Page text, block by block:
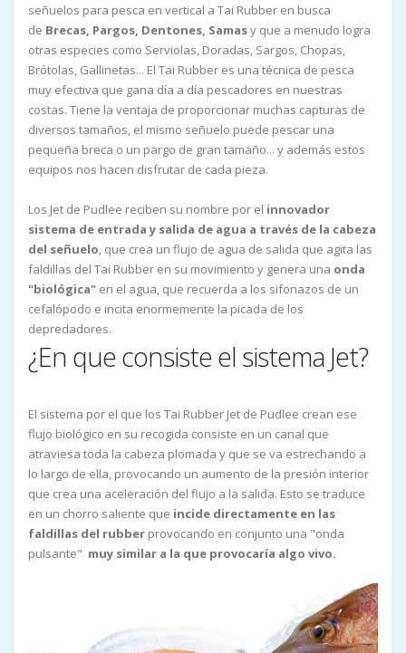
señuelos para pesca en vertical a Tai Rubber en busca
de Brecas, Pargos, Dentones, Samasy que a menudo logra
otras especies como Serviolas, Doradas, Sargos, Chopas,
Brótolas, Gallinetas... El Tai Rubber es una técnica de pesca
muy efectiva que gana día a día pescadores en nuestras
costas. Tiene la ventaja de proporcionar muchas capturas de
diversos tamaños, el mismo señuelo puede pescar una
pequeña breca o un pargo de gran tamaño... y además estos
equipos nos hacen disfrutar de cada pieza.
Los Jet de Pudlee reciben su nombre por el innovador
sistema de entrada y salida de agua a través de la cabeza
del señuelo, que crea un flujo de agua de salida que agita las
faldillas del Tai Rubber en su movimiento y genera una onda
"biológica" en el agua, que recuerda a los sifonazos de un
cefalópodo e incita enormemente la picada de los
depredadores.
¿En que consiste el sistema Jet?
El sistema por el que los Tai Rubber Jet de Pudlee crean ese
flujo biológico en su recogida consiste en un canal que
atraviesa toda la cabeza plomada y que se va estrechando a
lo largo de ella, provocando un aumento de la presión interior
que crea una aceleración del flujo a la salida. Esto se traduce
en un chorro saliente que incide directamente en las
faldillas del rubber provocando en conjunto una "onda
pulsante" muy similar a la que provocaría algo vivo.